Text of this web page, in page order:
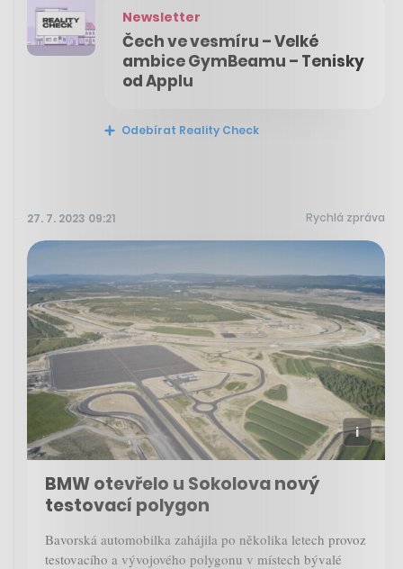
Newsletter
Čech ve vesmíru – Velké
ambice GymBeamu – Tenisky
od Applu
Odebírat Reality Check
27. 7. 2023 09:21 Rychlá zpráva
BMW otevřelo u Sokolova nový
testovací polygon
Bavorská automobilka zahájila po několika letech provoz
testovacího a vývojového polygonu v místech bývalé